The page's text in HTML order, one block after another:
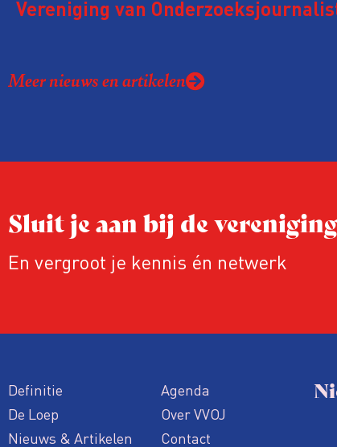
Vereniging van
rond het eigen werk. Dat kost
Meer nieuws en artikelen
Sluit je aan bij de
En vergroot je kennis én netwerk
Definitie
De Loep
Nieuws & Artikelen
Agenda
Over VVOJ
Contact